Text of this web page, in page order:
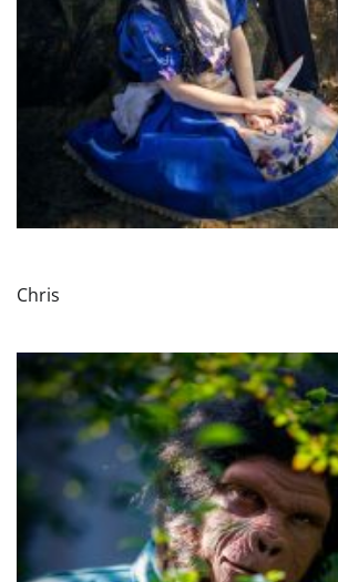
Chris